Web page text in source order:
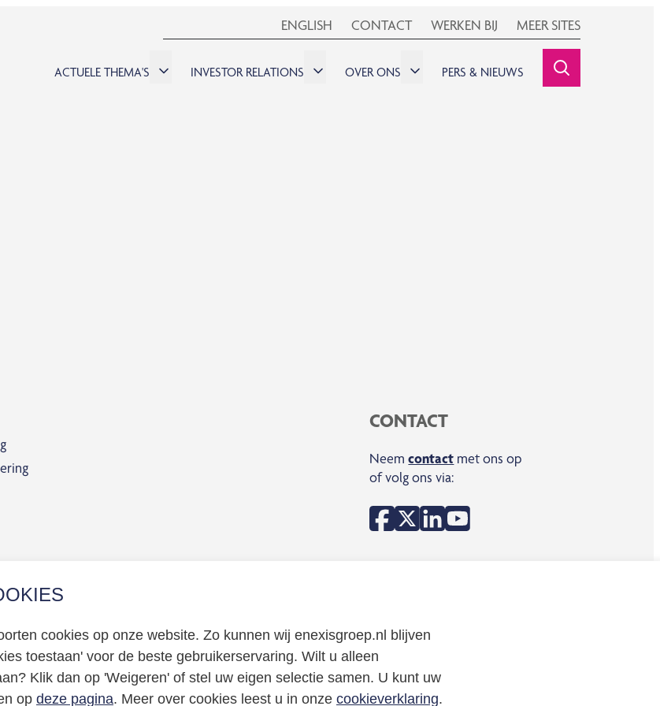
cookies op onze website. Zo kunnen wij enexisgroep.nl blijven
toestaan' voor de beste gebruikerservaring. Wilt u alleen
Klik dan op 'Weigeren' of stel uw eigen selectie samen. U kunt uw
op deze pagina. Meer over cookies leest u in onze cookieverklaring.
SEARCHINE
ACTUELE THEMA'S INVESTOR RELATIONS OVER ONS PERS & NIEUWS
ENGLISH CONTACT WERKEN BIJ MEER SITES
CONTACT
Neemcontact metons op
of volg ons via: